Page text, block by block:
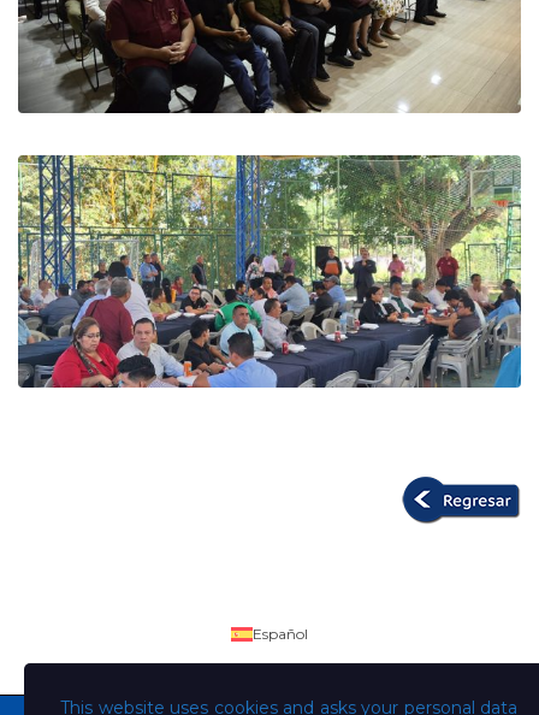
This website uses cookies and asks your personal data
Español